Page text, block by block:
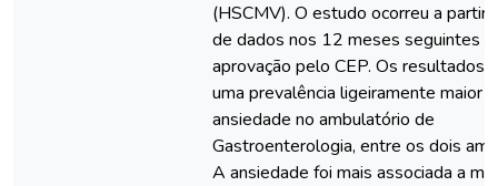
(HSCMV). O estudo ocorreu a partir
de dados nos 12 meses seguintes à
aprovação pelo CEP. Os resultados
uma prevalência ligeiramente maior
ansiedade no ambulatório de
Gastroenterologia, entre os dois
A ansiedade foi mais associada a